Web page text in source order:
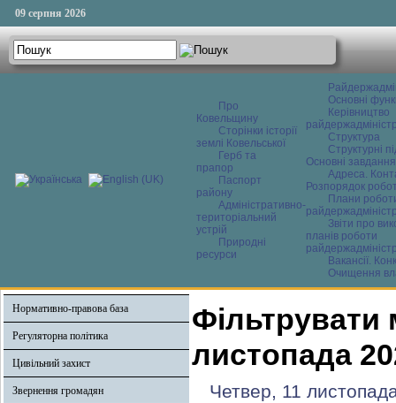
09 серпня 2026
Про
Ковельщину
Сторінки історії
землі Ковельської
Герб та
прапор
Паспорт
району
Адміністративно-
територіальний
устрій
Природні
ресурси
Основні
Керівництво
Структура
Структурні
Основні завдання
Адреса.
Розпорядок
Плани
Звіти про
планів роботи
Вакансії.
Очищення
Нормативно-правова база
Регуляторна політика
Цивільний захист
Звернення громадян
Фільтрувати
листопада
Четвер, 11